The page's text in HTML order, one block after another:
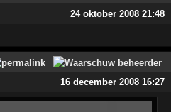
24 oktober 2008 21:48
16 december 2008 16:27